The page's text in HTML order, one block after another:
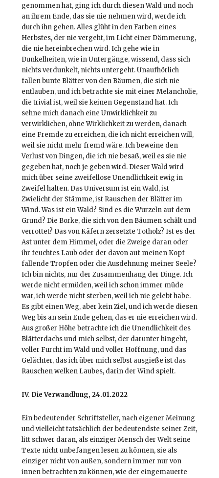
genommen hat, ging ich durch diesen Wald und noch
an ihrem Ende, das sie nie nehmen wird, werde ich
durch ihn gehen. Alles glüht in den Farben eines
Herbstes, der nie vergeht, im Licht einer Dämmerung,
die nie hereinbrechen wird. Ich gehe wie in
Dunkelheiten, wie in Untergänge, wissend, dass sich
nichts verdunkelt, nichts untergeht. Unaufhörlich
fallen bunte Blätter von den Bäumen, die sich nie
entlauben, und ich betrachte sie mit einer Melancholie,
die trivial ist, weil sie keinen Gegenstand hat. Ich
sehne mich danach eine Unwirklichkeit zu
verwirklichen, ohne Wirklichkeit zu werden, danach
eine Fremde zu erreichen, die ich nicht erreichen will,
weil sie nicht mehr fremd wäre. Ich beweine den
Verlust von Dingen, die ich nie besaß, weil es sie nie
gegeben hat, noch je geben wird. Dieser Wald wird
mich über seine zweifellose Unendlichkeit ewig in
Zweifel halten. Das Universum ist ein Wald, ist
Zwielicht der Stämme, ist Rauschen der Blätter im
Wind. Was ist ein Wald? Sind es die Wurzeln auf dem
Grund? Die Borke, die sich von den Bäumen schält und
verrottet? Das von Käfern zersetzte Totholz? Ist es der
Ast unter dem Himmel, oder die Zweige daran oder
ihr feuchtes Laub oder der davon auf meinen Kopf
fallende Tropfen oder die Ausdehnung meiner Seele?
Ich bin nichts, nur der Zusammenhang der Dinge. Ich
werde nicht ermüden, weil ich schon immer müde
war, ich werde nicht sterben, weil ich nie gelebt habe.
Es gibt einen Weg, aber kein Ziel, und ich werde diesen
Weg bis an sein Ende gehen, das er nie erreichen wird.
Aus großer Höhe betrachte ich die Unendlichkeit des
Blätterdachs und mich selbst, der darunter hingeht,
voller Furcht im Wald und voller Hoffnung, und das
Gelächter, das ich über mich selbst ausgieße ist das
Rauschen welken Laubes, darin der Wind spielt.
IV. Die Verwandlung, 24.01.2022
Ein bedeutender Schriftsteller, nach eigener Meinung
und vielleicht tatsächlich der bedeutendste seiner Zeit,
litt schwer daran, als einziger Mensch der Welt seine
Texte nicht unbefangen lesen zu können, sie als
einziger nicht von außen, sondern immer nur von
innen betrachten zu können, wie der eingemauerte